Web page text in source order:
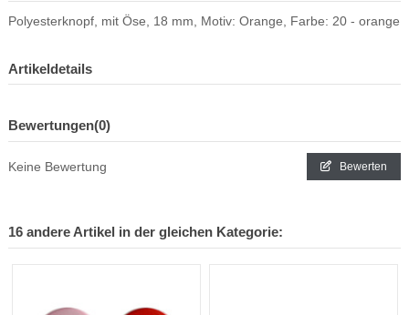
Polyesterknopf, mit Öse, 18 mm, Motiv: Orange, Farbe: 20 - orange
Artikeldetails
Bewertungen(0)
Keine Bewertung Bewerten
16 andere Artikel in der gleichen Kategorie: